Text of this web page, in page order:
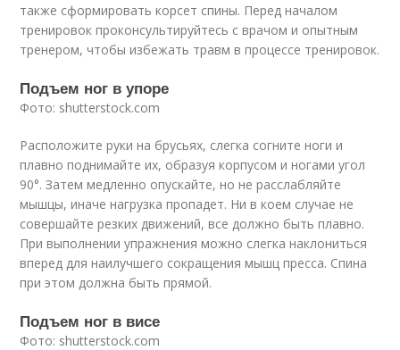
также сформировать корсет спины. Перед началом
тренировок проконсультируйтесь с врачом и опытным
тренером, чтобы избежать травм в процессе тренировок.
Подъем ног в упоре
Фото: shutterstock.com
Расположите руки на брусьях, слегка согните ноги и
плавно поднимайте их, образуя корпусом и ногами угол
90°. Затем медленно опускайте, но не расслабляйте
мышцы, иначе нагрузка пропадет. Ни в коем случае не
совершайте резких движений, все должно быть плавно.
При выполнении упражнения можно слегка наклониться
вперед для наилучшего сокращения мышц пресса. Спина
при этом должна быть прямой.
Подъем ног в висе
Фото: shutterstock.com